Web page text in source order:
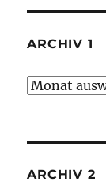
ARCHIV 1
Archiv
ARCHIV 2